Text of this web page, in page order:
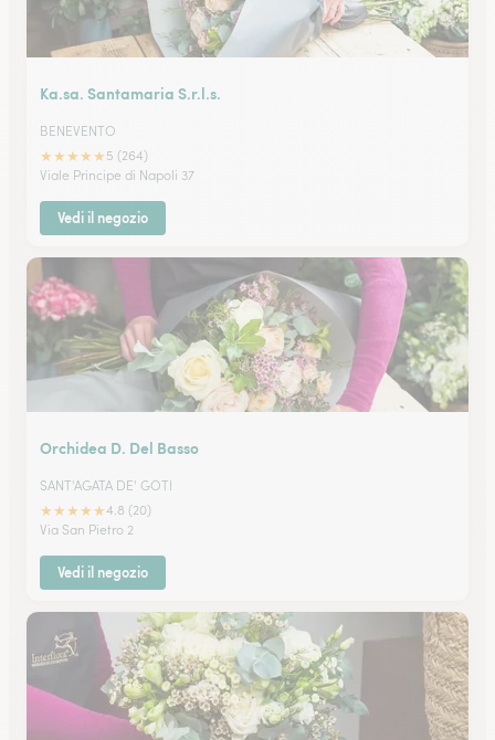
Ka.sa. Santamaria S.r.l.s.
BENEVENTO
★★★★★ 5 (264)
Viale Principe di Napoli 37
Vedi il negozio
Orchidea D. Del Basso
SANT'AGATA DE' GOTI
★★★★★4.8 (20)
Via San Pietro 2
Vedi il negozio